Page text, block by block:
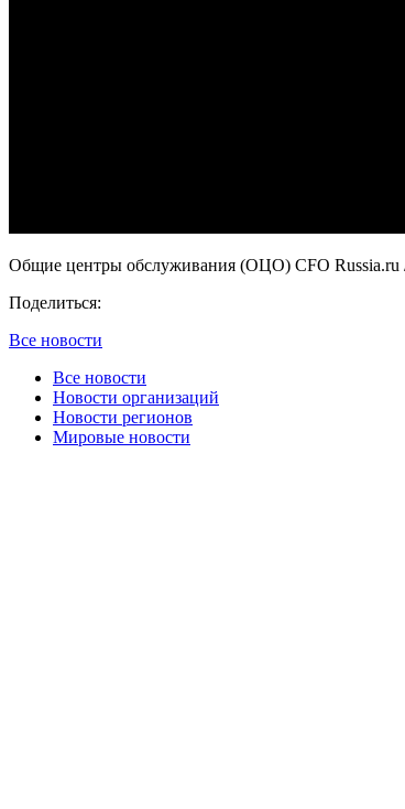
Общие центры обслуживания (ОЦО) CFO Russia.ru
Поделиться:
Все новости
Все новости
Новости организаций
Новости регионов
Мировые новости